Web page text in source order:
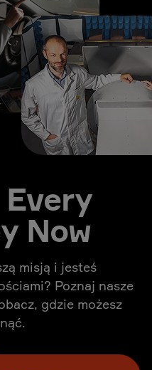
Now
misją i jesteś
Poznaj nasze
gdzie możesz